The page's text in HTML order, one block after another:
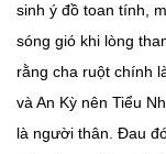
sinh ý đồ toan tính,
sóng gió khi lòng
rằng cha ruột chính
và An Kỳ nên Tiểu
là người thân. Đau